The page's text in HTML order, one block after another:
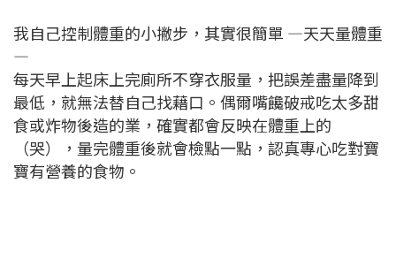
我自己控制體重的小撇步，其實很簡單 —天天量體重
—
每天早上起床上完廁所不穿衣服量，把誤差盡量降到
最低，就無法替自己找藉口。偶爾嘴饞破戒吃太多甜
食或炸物後造的業，確實都會反映在體重上的
（哭），量完體重後就會檢點一點，認真專心吃對寶
寶有營養的食物。